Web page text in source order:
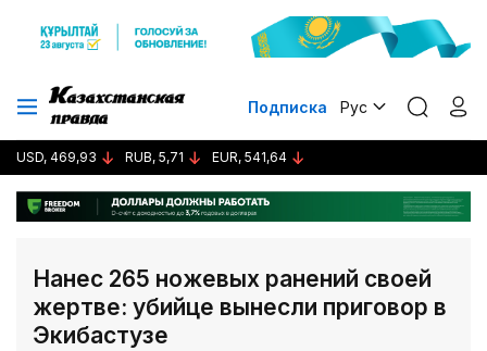
Подписка Рус
USD, 469,93 RUB, 5,71 EUR, 541,64
Нанес 265 ножевых ранений своей
жертве: убийце вынесли приговор в
Экибастузе